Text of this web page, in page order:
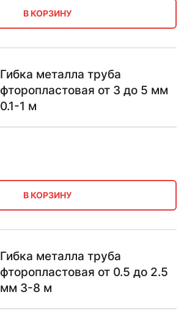
В КОРЗИНУ
Гибка металла труба
фторопластовая от 3 до 5 мм
0.1-1 м
В КОРЗИНУ
Гибка металла труба
фторопластовая от 0.5 до 2.5
мм 3-8 м